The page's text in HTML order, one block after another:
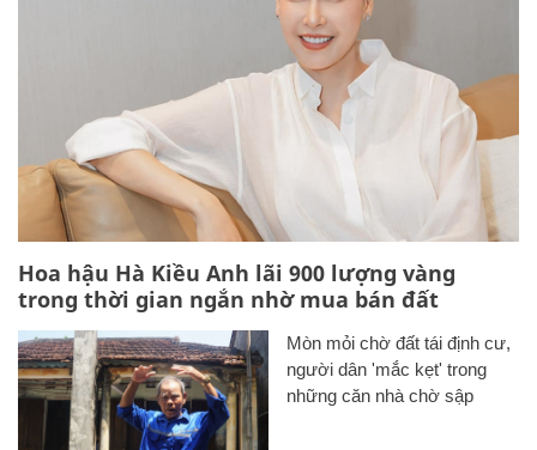
Hoa hậu Hà Kiều Anh lãi 900 lượng vàng
trong thời gian ngắn nhờ mua bán đất
Mòn mỏi chờ đất tái định cư,
người dân 'mắc kẹt' trong
những căn nhà chờ sập